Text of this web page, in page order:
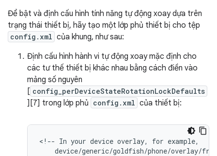
Để bật và định cấu hình tính năng tự động xoay dựa trên
trạng thái thiết bị, hãy tạo một lớp phủ thiết bị cho tệp
config.xml của khung, như sau:
Định cấu hình hành vi tự động xoay mặc định cho
các tư thế thiết bị khác nhau bằng cách điền vào
mảng số nguyên
[ config_perDeviceStateRotationLockDefaults
][7] trong lớp phủ config.xml của thiết bị:
<!-- In your device overlay, for
device/generic/goldfish/phone/overlay/